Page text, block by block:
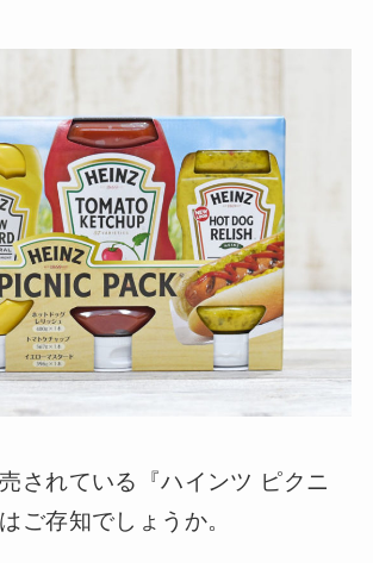
されている『ハインツ ピクニ
ご存知でしょうか。